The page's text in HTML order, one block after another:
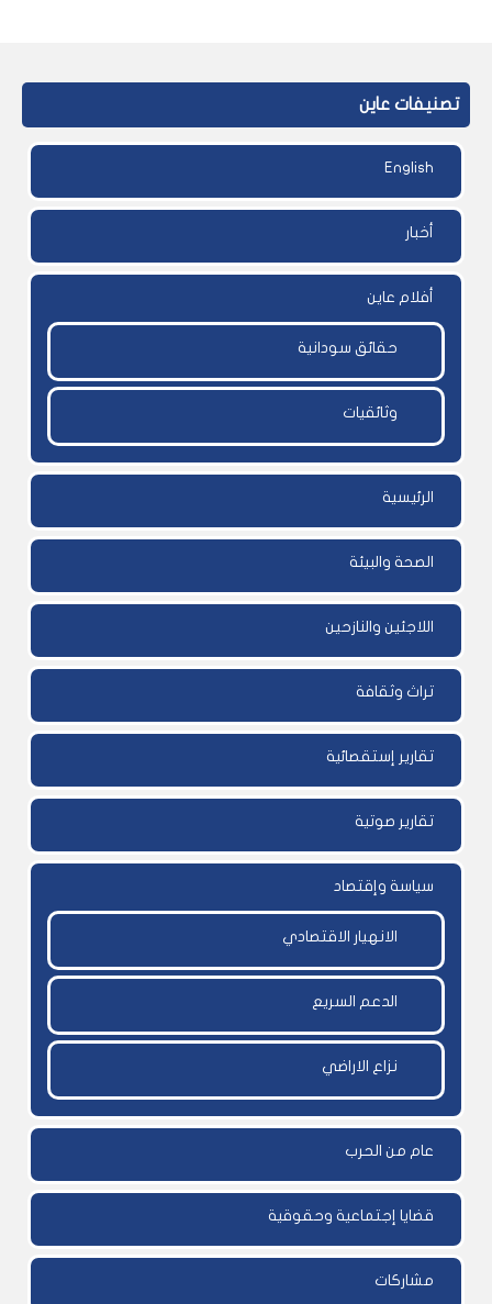
تصنيفات عاين
English
أخبار
أفلام عاين
حقائق سودانية
وثائقيات
الرئيسية
الصحة والبيئة
اللاجئين والنازحين
تراث وثقافة
تقارير إستقصائية
تقارير صوتية
سياسة وإقتصاد
الانهيار الاقتصادي
الدعم السريع
نزاع الاراضي
عام من الحرب
قضايا إجتماعية وحقوقية
مشاركات